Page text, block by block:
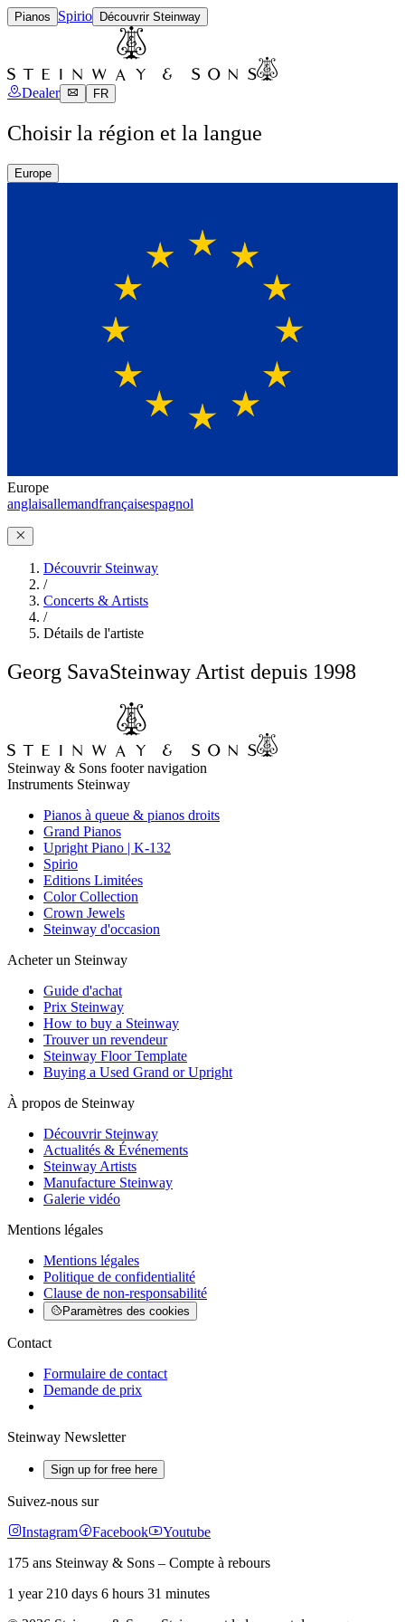
Pianos Spirio Découvrir Steinway
Dealer FR
Choisir la région et la langue
Europe
Europe
anglaisallemandfrançaisespagnol
Découvrir Steinway
/
Concerts & Artists
/
Détails de l'artiste
Georg SavaSteinway Artist depuis 1998
Steinway & Sons footer navigation
Instruments Steinway
Pianos à queue & pianos droits
Grand Pianos
Upright Piano | K-132
Spirio
Editions Limitées
Color Collection
Crown Jewels
Steinway d'occasion
Acheter un Steinway
Guide d'achat
Prix Steinway
How to buy a Steinway
Trouver un revendeur
Steinway Floor Template
Buying a Used Grand or Upright
À propos de Steinway
Découvrir Steinway
Actualités & Événements
Steinway Artists
Manufacture Steinway
Galerie vidéo
Mentions légales
Mentions légales
Politique de confidentialité
Clause de non-responsabilité
Paramètres des cookies
Contact
Formulaire de contact
Demande de prix
Steinway Newsletter
Sign up for free here
Suivez-nous sur
Instagram
Facebook
Youtube
175 ans Steinway & Sons – Compte à rebours
1 year 210 days 6 hours 31 minutes